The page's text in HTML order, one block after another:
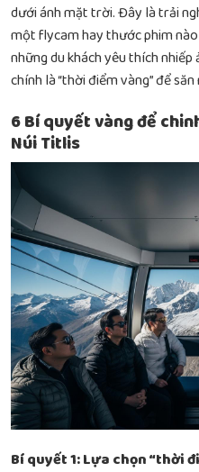
dưới ánh mặt trời. Đây là trải
một flycam hay thước phim
những du khách yêu thích
chính là “thời điểm vàng” để
6 Bí quyết vàng để
Núi Titlis
Bí quyết 1: Lựa chọn “thời